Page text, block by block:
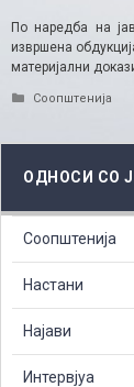
По наредба на
извршена
материјални
Categories
Соопштенија
ОДНОСИ СО
Соопштенија
Настани
Најави
Интервјуа